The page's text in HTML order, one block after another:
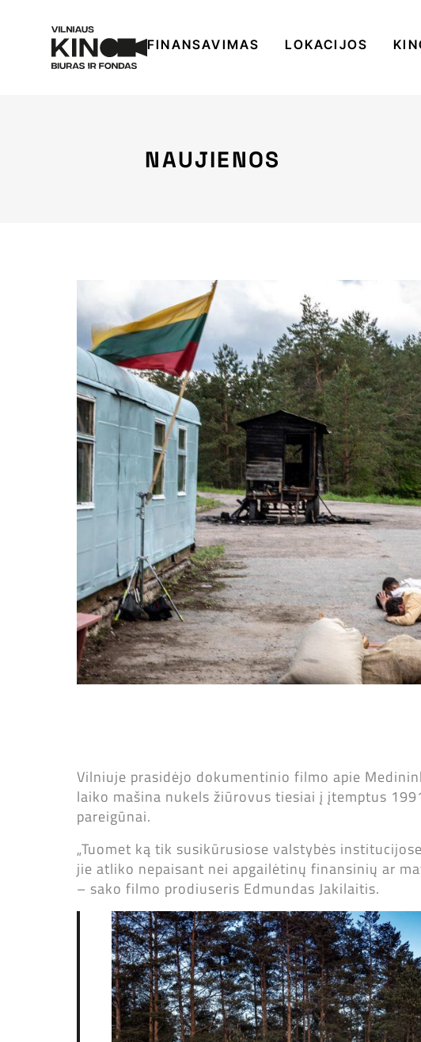
FINANSAVIMAS LOKACIJOS
NAUJIENOS
Vilniuje prasidėjo dokumentinio filmo apie
laiko mašina nukels žiūrovus tiesiai į įtemptus
pareigūnai.
„Tuomet ką tik susikūrusiose valstybės
jie atliko nepaisant nei apgailėtinų finansinių ar
– sako filmo prodiuseris Edmundas Jakilaitis.